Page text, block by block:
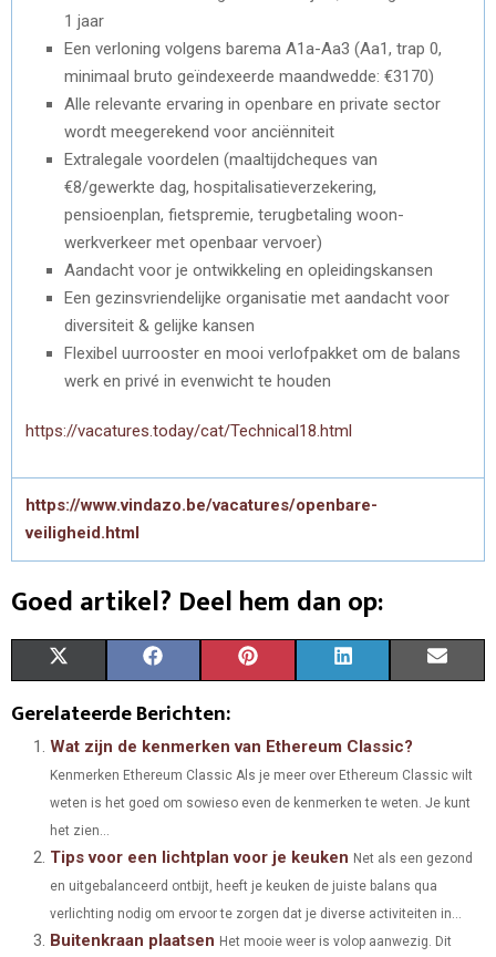
1 jaar
Een verloning volgens barema A1a-Aa3 (Aa1, trap 0,
minimaal bruto geïndexeerde maandwedde: €3170)
Alle relevante ervaring in openbare en private sector
wordt meegerekend voor anciënniteit
Extralegale voordelen (maaltijdcheques van
€8/gewerkte dag, hospitalisatieverzekering,
pensioenplan, fietspremie, terugbetaling woon-
werkverkeer met openbaar vervoer)
Aandacht voor je ontwikkeling en opleidingskansen
Een gezinsvriendelijke organisatie met aandacht voor
diversiteit & gelijke kansen
Flexibel uurrooster en mooi verlofpakket om de balans
werk en privé in evenwicht te houden
https://vacatures.today/cat/Technical18.html
https://www.vindazo.be/vacatures/openbare-
veiligheid.html
Goed artikel? Deel hem dan op:
A
R
O
N
T
W
T
T
E
R
O
C
E
O
K
A
R
O
N
T
R
S
A
R
O
N
K
D
N
R
O
I
Gerelateerde Berichten:
Wat zijn de kenmerken van Ethereum Classic?
Kenmerken Ethereum Classic Als je meer over Ethereum Classic wilt
weten is het goed om sowieso even de kenmerken te weten. Je kunt
het zien...
Tips voor een lichtplan voor je keuken Net als een gezond
en uitgebalanceerd ontbijt, heeft je keuken de juiste balans qua
verlichting nodig om ervoor te zorgen dat je diverse activiteiten in...
Buitenkraan plaatsen Het mooie weer is volop aanwezig. Dit